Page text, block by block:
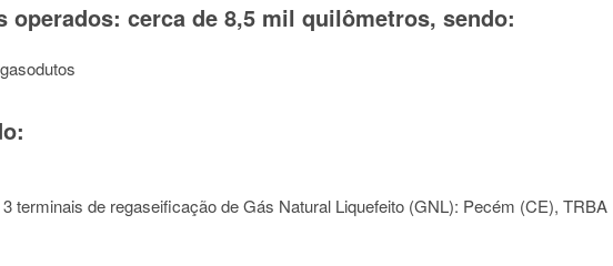
operados: cerca de 8,5 mil quilômetros, sendo:
terminais de regaseificação de Gás Natural Liquefeito (GNL): Pecém (CE), TRBA